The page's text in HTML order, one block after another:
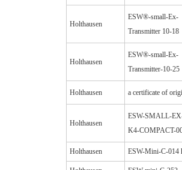
Holthausen
ESW®-small-Ex-
Transmitter 10-18
Holthausen
ESW®-small-Ex-
Transmitter-10-25
Holthausen a certificate of
Holthausen
ESW-SMALL-
K4-COMPACT-
Holthausen ESW-Mini-C-014